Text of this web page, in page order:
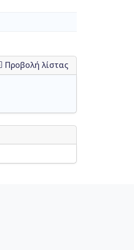
Προβολή λίστας